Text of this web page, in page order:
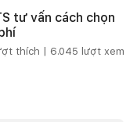
tư vấn cách chọn
thích | 6.045 lượt xem